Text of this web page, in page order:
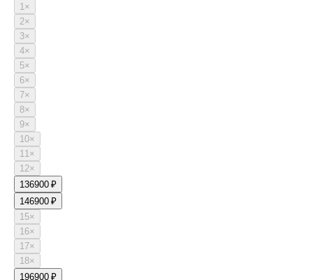
1×
2×
3×
4×
5×
6×
7×
8×
9×
10×
11×
12×
136900 ₽
146900 ₽
15×
16×
17×
18×
196900 ₽